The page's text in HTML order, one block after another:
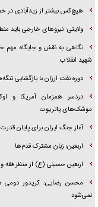
آیا مقاومت فلسطین خلع‌سلاح می‌شود؟
هیچ‌کس بیشتر از زیدآبادی در
ولایتی: نیرو‌های خارجی باید
نگاهی به نقش و جایگاه مهم
شهید انقلاب
دوره نفت ارزان با بازگشایی
دردسر همزمان آمریکا و
موشک‌های پاتریوت
آغاز جنگ ایران برای پایان قدرت
اربعین؛ زبان مشترک قدم‌ها
اربعین حسینی (ع) از منظر فقه
محسن رضایی: کریدور دومی
نمی‌شود